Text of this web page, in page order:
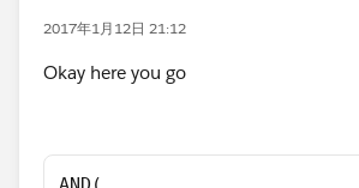
2017年1月12日 21:12
Okay here you go